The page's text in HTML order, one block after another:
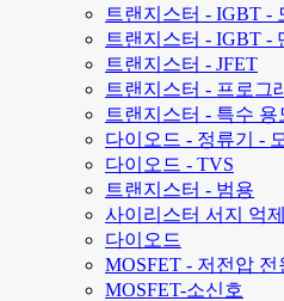
트랜지스터 - IGBT -
트랜지스터 - IGBT -
트랜지스터 - JFET
트랜지스터 - 프로그
트랜지스터 - 특수 용
다이오드 - 정류기 -
다이오드 - TVS
트랜지스터 - 범용
사이리스터 서지 억제
다이오드
MOSFET - 저전압 전
MOSFET-소신호